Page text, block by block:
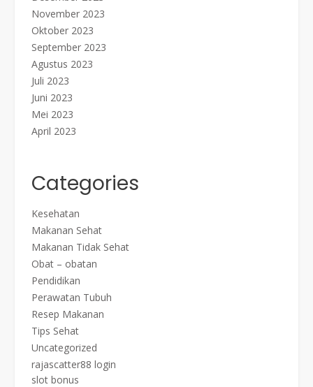
November 2023
Oktober 2023
September 2023
Agustus 2023
Juli 2023
Juni 2023
Mei 2023
April 2023
Categories
Kesehatan
Makanan Sehat
Makanan Tidak Sehat
Obat – obatan
Pendidikan
Perawatan Tubuh
Resep Makanan
Tips Sehat
Uncategorized
rajascatter88 login
slot bonus